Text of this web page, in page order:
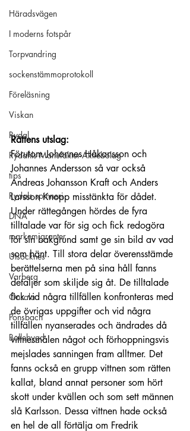
Häradsvägen
I moderns fotspår
Torpvandring
sockenstämmoprotokoll
Föreläsning
Viskan
Rydal
Rydahls Manufaktur-Aktiebolag
tips
Rydals spinneri
DNA
markemigranter
Utsocknes
Varberg
Onsala
Ponsbach
Bollebygd
Rättens utslag:
Förutom Johannes Håkansson och
Johannes Andersson så var också
Andreas Johansson Kraft och Anders
Larsson Knopp misstänkta för dådet.
Under rättegången hördes de fyra
tilltalade var för sig och fick redogöra
för sin bakgrund samt ge sin bild av vad
som hänt. Till stora delar överensstämde
berättelserna men på sina håll fanns
detaljer som skiljde sig åt. De tilltalade
fick vid några tillfällen konfronteras med
de övrigas uppgifter och vid några
tillfällen nyanserades och ändrades då
vittnesmålen något och förhoppningsvis
mejslades sanningen fram alltmer. Det
fanns också en grupp vittnen som rätten
kallat, bland annat personer som hört
skott under kvällen och som sett männen
slå Karlsson. Dessa vittnen hade också
en hel de all förtälja om Fredrik